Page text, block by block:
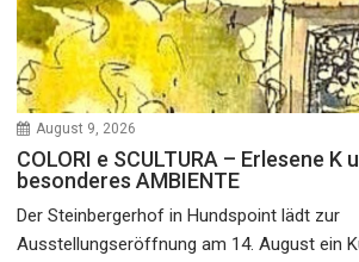
August 9, 2026
COLORI e SCULTURA – Erlesene
besonderes AMBIENTE
Der Steinbergerhof in Hundspoint lädt zur
Ausstellungseröffnung am 14. August ein